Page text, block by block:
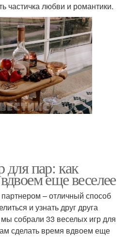
частичка любви и романтики.
для пар: как
еще веселее
– отличный способ
и узнать друг друга
собрали 33 веселых игр для
сделать время вдвоем еще